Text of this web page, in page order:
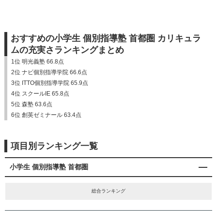
おすすめの小学生 個別指導塾 首都圏 カリキュラ
ムの充実さランキングまとめ
1位 明光義塾 66.8点
2位 ナビ個別指導学院 66.6点
3位 ITTO個別指導学院 65.9点
4位 スクールIE 65.8点
5位 森塾 63.6点
6位 創英ゼミナール 63.4点
項目別ランキング一覧
小学生 個別指導塾 首都圏
総合ランキング